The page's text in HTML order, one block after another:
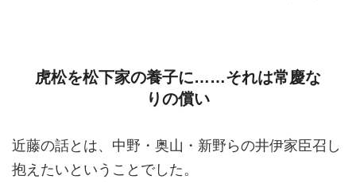
虎松を松下家の養子に……それは常慶な
りの償い
近藤の話とは、中野・奥山・新野らの井伊家臣召し
抱えたいということでした。